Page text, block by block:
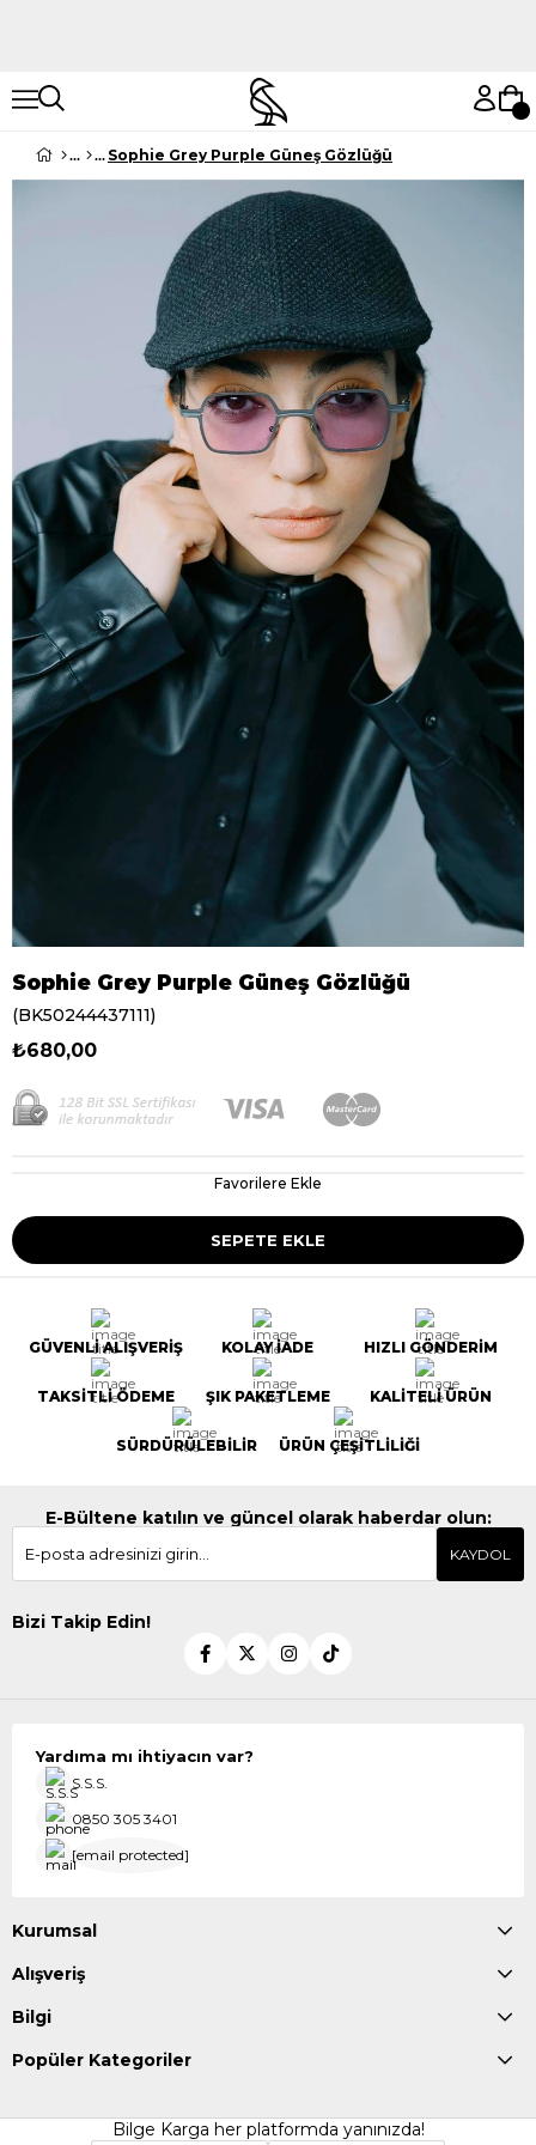
Sophie Grey Purple Güneş Gözlüğü
Sophie Grey Purple Güneş Gözlüğü
(BK50244437111)
₺680,00
Favorilere Ekle
GÜVENLİ ALIŞVERİŞ KOLAY İADE HIZLI GÖNDERİM
TAKSİTLİ ÖDEME ŞIK PAKETLEME KALİTELİ ÜRÜN
SÜRDÜRÜLEBİLİR ÜRÜN ÇEŞİTLİLİĞİ
E-Bültene katılın ve güncel olarak haberdar olun:
KAYDOL
Bizi Takip Edin!
Yardıma mı ihtiyacın var?
S.S.S.
0850 305 3401
[email protected]
Kurumsal
Alışveriş
Bilgi
Popüler Kategoriler
Bilge Karga her platformda yanınızda!